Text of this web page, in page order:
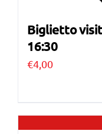
Biglietto
16:30
€4,00